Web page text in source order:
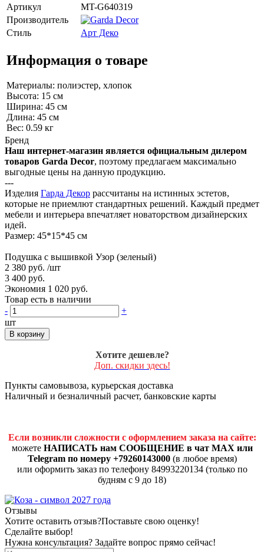
Артикул
MT-G640319
Производитель
Стиль
Арт Деко
Информация о товаре
Материалы: полиэстер, хлопок
Высота: 15 см
Ширина: 45 см
Длина: 45 см
Вес: 0.59 кг
Бренд
Наш интернет-магазин является официальным дилером
товаров Garda Decor, поэтому предлагаем максимально
выгодные цены на данную продукцию.
---
Изделия Гарда Декор рассчитаны на истинных эстетов,
которые не приемлют стандартных решений. Каждый предмет
мебели и интерьера впечатляет новаторством дизайнерских
идей.
Размер: 45*15*45 см
Подушка с вышивкой Узор (зеленый)
2 380 руб. /шт
3 400 руб.
Экономия 1 020 руб.
Товар есть в наличии
-
+
шт
В корзину
Хотите дешевле?
Доп. скидки здесь!
Пункты самовывоза, курьерская доставка
Наличный и безналичный расчет, банковские карты
Если возникли сложности с оформлением заказа на сайте:
можете НАПИСАТЬ нам СООБЩЕНИЕ в чат MAX или
Telegram по номеру +79260143000(в любое время)
или оформить заказ по телефону 84993220134 (только по
будням с 9 до 18)
Отзывы
Хотите оставить отзыв?Поставьте свою оценку!
Сделайте выбор!
Нужна консультация? Задайте вопрос прямо сейчас!